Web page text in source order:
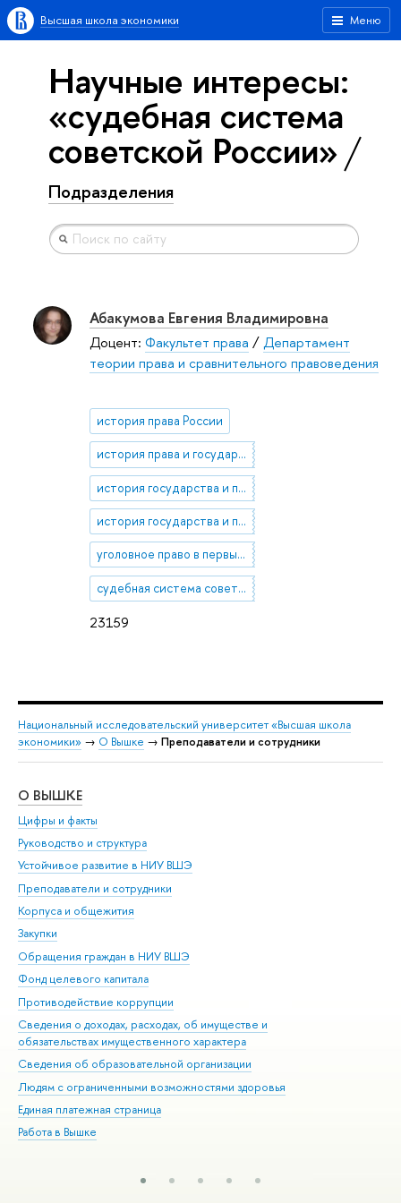
Меню
Высшая школа экономики
Научные интересы:
«судебная система
советской России»
Подразделения
23159
Абакумова Евгения Владимировна
Доцент: Факультет права /Департамент
теории права и сравнительного правоведения
история права России
история права и государства России
история государства и права советской России
история государства и права позднеимперской России
уголовное право в первые годы советской власти
судебная система советской России
Национальный исследовательский университет «Высшая школа
экономики» → О Вышке → Преподаватели и сотрудники
О ВЫШКЕ
Цифры и факты
Руководство и структура
Устойчивое развитие в НИУ ВШЭ
Преподаватели и сотрудники
Корпуса и общежития
Закупки
Обращения граждан в НИУ ВШЭ
Фонд целевого капитала
Противодействие коррупции
Сведения о доходах, расходах, об имуществе и
обязательствах имущественного характера
Сведения об образовательной организации
Людям с ограниченными возможностями здоровья
Единая платежная страница
Работа в Вышке